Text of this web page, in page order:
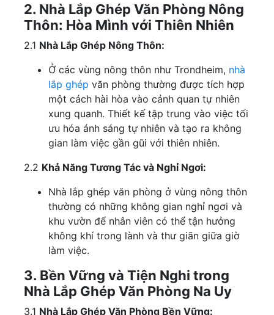
2. Nhà Lắp Ghép Văn Phòng Nông
Thôn: Hòa Mình với Thiên Nhiên
2.1 Nhà Lắp Ghép Nông Thôn:
Ở các vùng nông thôn như Trondheim, nhà
lắp ghép văn phòng thường được tích hợp
một cách hài hòa vào cảnh quan tự nhiên
xung quanh. Thiết kế tập trung vào việc tối
ưu hóa ánh sáng tự nhiên và tạo ra không
gian làm việc gần gũi với thiên nhiên.
2.2 Khả Năng Tương Tác và Nghỉ Ngơi:
Nhà lắp ghép văn phòng ở vùng nông thôn
thường có những không gian nghỉ ngơi và
khu vườn để nhân viên có thể tận hưởng
không khí trong lành và thư giãn giữa giờ
làm việc.
3. Bền Vững và Tiện Nghi trong
Nhà Lắp Ghép Văn Phòng Na Uy
3.1 Nhà Lắp Ghép Văn Phòng Bền Vững: